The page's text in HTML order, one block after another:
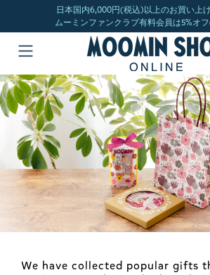
We have collected popular gifts